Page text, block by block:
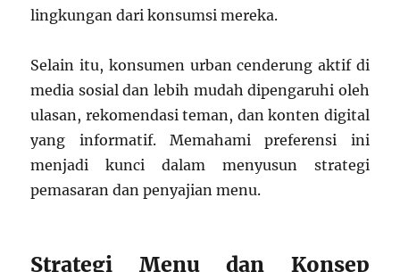
lingkungan dari konsumsi mereka.
Selain itu, konsumen urban cenderung aktif di
media sosial dan lebih mudah dipengaruhi oleh
ulasan, rekomendasi teman, dan konten digital
yang informatif. Memahami preferensi ini
menjadi kunci dalam menyusun strategi
pemasaran dan penyajian menu.
Strategi Menu dan Konsep